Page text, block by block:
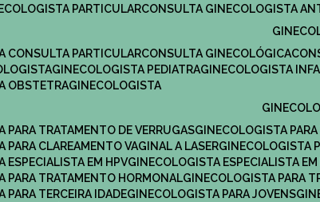
PARTICULAR
CONSULTA GINECOLOGISTA
CONSULTA PARTICULAR​
CONSULTA GINECOLÓGICA​
GINECOLOGISTA PEDIATRA​ GINECOLOGISTA
OBSTETRA​
GINECOLOGISTA
PARA TRATAMENTO DE VERRUGAS
GINECOLOGISTA
PARA CLAREAMENTO VAGINAL A LASER
ESPECIALISTA EM HPV
GINECOLOGISTA ESPECIALISTA
PARA TRATAMENTO HORMONAL
GINECOLOGISTA PARA
PARA TERCEIRA IDADE
GINECOLOGISTA PARA JOVENS